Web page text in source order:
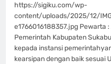
https://sigiku.com/wp-
content/uploads/2025/12/
e1766016188357.jpg Pewarta
Pemerintah Kabupaten
kepada instansi
kearsipan dengan baik sesuai